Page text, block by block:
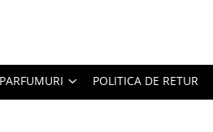
PARFUMURI POLITICA DE RETUR